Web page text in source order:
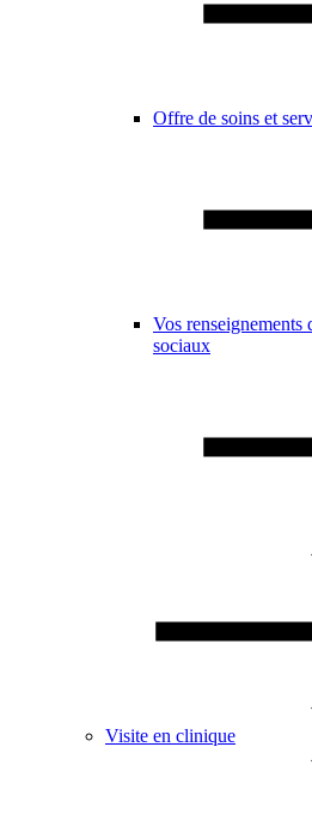
Offre de soins et
Vos renseignements
sociaux
Visite en clinique